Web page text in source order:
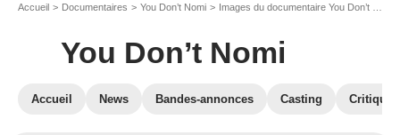
Accueil Documentaires You Don’t Nomi Images du documentaire You Don’t Nomi
You Don’t Nomi
Accueil News Bandes-annonces Casting